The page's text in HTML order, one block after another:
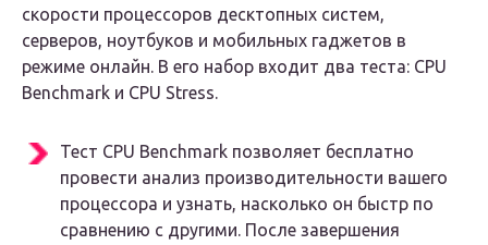
скорости процессоров десктопных систем,
серверов, ноутбуков и мобильных гаджетов в
режиме онлайн. В его набор входит два теста: CPU
Benchmark и CPU Stress.
Тест CPU Benchmark позволяет бесплатно
провести анализ производительности вашего
процессора и узнать, насколько он быстр по
сравнению с другими. После завершения